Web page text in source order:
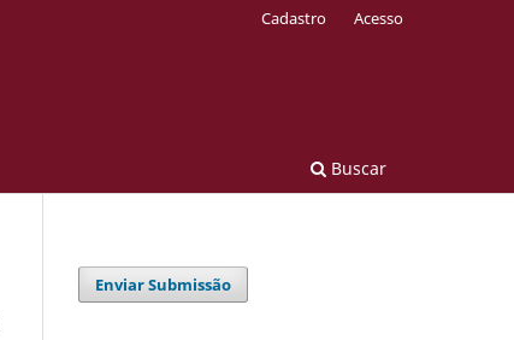
Buscar
Cadastro Acesso
Enviar Submissão